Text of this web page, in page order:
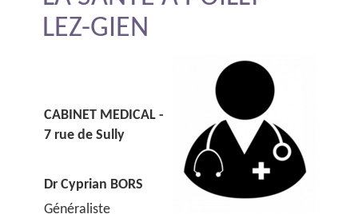
LEZ-GIEN
CABINET MEDICAL -
7 rue de Sully
Dr Cyprian BORS
Généraliste